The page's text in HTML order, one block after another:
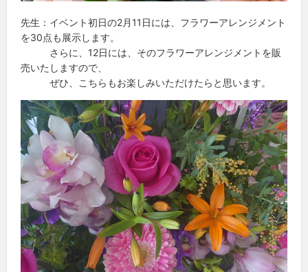
先生：イベント初日の2月11日には、フラワーアレンジメント
を30点も展示します。
さらに、12日には、そのフラワーアレンジメントを販
売いたしますので、
ぜひ、こちらもお楽しみいただけたらと思います。